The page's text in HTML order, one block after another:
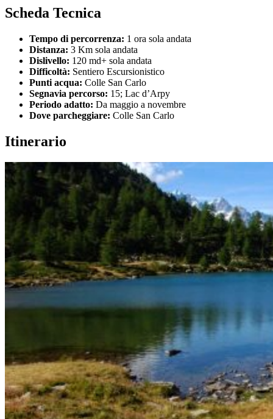
Scheda Tecnica
Tempo di percorrenza: 1 ora sola andata
Distanza: 3 Km sola andata
Dislivello: 120 md+ sola andata
Difficoltà: Sentiero Escursionistico
Punti acqua: Colle San Carlo
Segnavia percorso: 15; Lac d’Arpy
Periodo adatto: Da maggio a novembre
Dove parcheggiare: Colle San Carlo
Itinerario